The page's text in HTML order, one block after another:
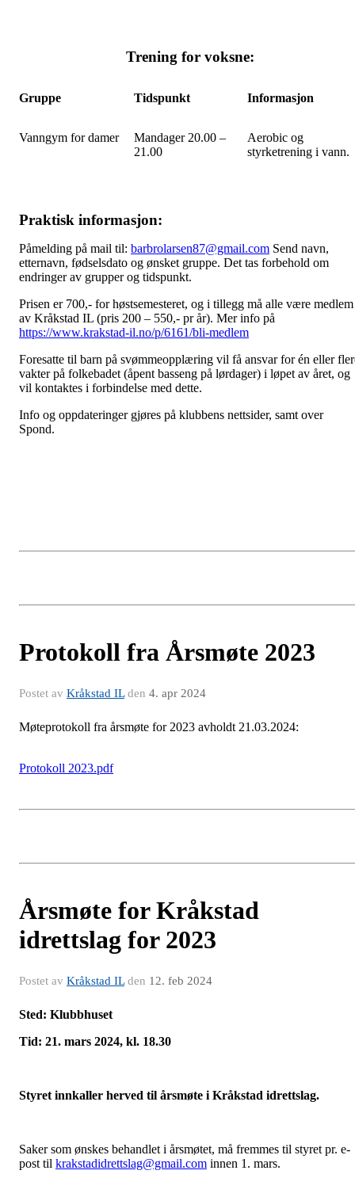
Trening for voksne:
Gruppe Tidspunkt Informasjon
Vanngym for damer
Mandager 20.00 –
21.00
Aerobic og
styrketrening i vann.
Praktisk informasjon:
Påmelding på mail til: barbrolarsen87@gmail.com Send navn,
etternavn, fødselsdato og ønsket gruppe. Det tas forbehold om
endringer av grupper og tidspunkt.
Prisen er 700,- for høstsemesteret, og i tillegg må alle være medlem
av Kråkstad IL (pris 200 – 550,- pr år). Mer info på
https://www.krakstad-il.no/p/6161/bli-medlem
Foresatte til barn på svømmeopplæring vil få ansvar for én eller
vakter på folkebadet (åpent basseng på lørdager) i løpet av året, og
vil kontaktes i forbindelse med dette.
Info og oppdateringer gjøres på klubbens nettsider, samt over
Spond.
Protokoll fra Årsmøte 2023
Postet av Kråkstad ILden 4. apr 2024
Møteprotokoll fra årsmøte for 2023 avholdt 21.03.2024:
Protokoll 2023.pdf
Årsmøte for Kråkstad
idrettslag for 2023
Postet av Kråkstad ILden 12. feb 2024
Sted: Klubbhuset
Tid: 21. mars 2024, kl. 18.30
Styret innkaller herved til årsmøte i Kråkstad idrettslag.
Saker som ønskes behandlet i årsmøtet, må fremmes til styret pr. e-
post til krakstadidrettslag@gmail.com innen 1. mars.